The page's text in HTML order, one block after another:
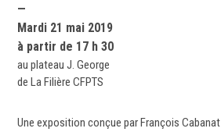
—
Mardi 21 mai 2019
à partir de 17 h 30
au plateau J. George
de La Filière CFPTS
Une exposition conçue par François Cabanat